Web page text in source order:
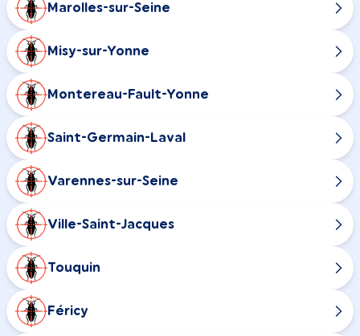
Marolles-sur-Seine
Misy-sur-Yonne
Montereau-Fault-Yonne
Saint-Germain-Laval
Varennes-sur-Seine
Ville-Saint-Jacques
Touquin
Féricy